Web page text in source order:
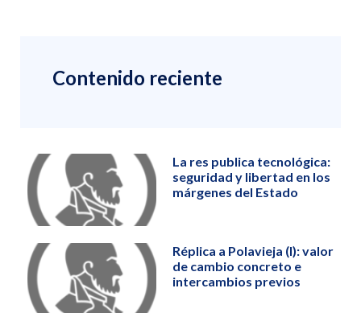
Contenido reciente
La res publica tecnológica:
seguridad y libertad en los
márgenes del Estado
Réplica a Polavieja (I): valor
de cambio concreto e
intercambios previos